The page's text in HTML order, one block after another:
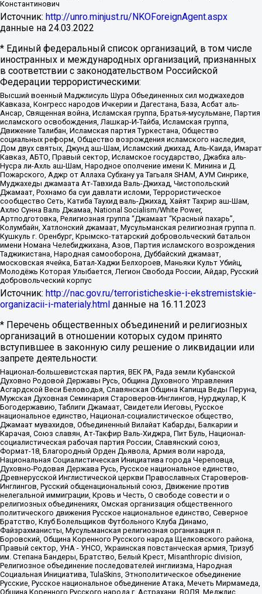
Константинович
Источник: http://unro.minjust.ru/NKOForeignAgent.aspx
данные на 24.03.2022
* Единый федеральный список организаций, в том числе
иностранных и международных организаций, признанных
в соответствии с законодательством Российской
Федерации террористическими:
Высший военный Маджлисуль Шура Объединенных сил моджахедов
Кавказа, Конгресс народов Ичкерии и Дагестана, База, Асбат аль-
Ансар, Священная война, Исламская группа, Братья-мусульмане, Партия
исламского освобождения, Лашкар-И-Тайба, Исламская группа,
Движение Талибан, Исламская партия Туркестана, Общество
социальных реформ, Общество возрождения исламского наследия,
Дом двух святых, Джунд аш-Шам, Исламский джихад, Аль-Каида, Имарат
Кавказ, АБТО, Правый сектор, Исламское государство, Джабха аль-
Нусра ли-Ахль аш-Шам, Народное ополчение имени К. Минина и Д.
Пожарского, Аджр от Аллаха Субхану уа Тагьаля SHAM, АУМ Синрике,
Муджахеды джамаата Ат-Тавхида Валь-Джихад, Чистопольский
Джамаат, Рохнамо ба суи давлати исломи, Террористическое
сообщество Сеть, Катиба Таухид валь-Джихад, Хайят Тахрир аш-Шам,
Ахлю Сунна Валь Джамаа, National Socialism/White Power,
Артподготовка, Религиозная группа “Джамаат “Красный пахарь”,
Колумбайн, Хатлонский джамаат, Мусульманская религиозная группа п.
Кушкуль г. Оренбург, Крымско-татарский добровольческий батальон
имени Номана Челебиджихана, Азов, Партия исламского возрождения
Таджикистана, Народная самооборона, Дуббайский джамаат,
московская ячейка, Батал-Хаджи Белхороев, Маньяки Культ Убийц,
Молодёжь Которая Улыбается, Легион Свобода России, Айдар, Русский
добровольческий корпус
Источник: http://nac.gov.ru/terroristicheskie-i-ekstremistskie-
organizacii-i-materialy.html данные на 16.11.2023
* Перечень общественных объединений и религиозных
организаций в отношении которых судом принято
вступившее в законную силу решение о ликвидации или
запрете деятельности:
Национал-большевистская партия, ВЕК РА, Рада земли Кубанской
Духовно Родовой Державы Русь, Община Духовного Управления
Асгардской Веси Беловодья, Славянская Община Капища Веды Перуна,
Мужская Духовная Семинария Староверов-Инглингов, Нурджулар, К
Богодержавию, Таблиги Джамаат, Свидетели Иеговы, Русское
национальное единство, Национал-социалистическое общество,
Джамаат мувахидов, Объединенный Вилайат Кабарды, Балкарии и
Карачая, Союз славян, Ат-Такфир Валь-Хиджра, Пит Буль, Национал-
социалистическая рабочая партия России, Славянский союз,
Формат-18, Благородный Орден Дьявола, Армия воли народа,
Национальная Социалистическая Инициатива города Череповца,
Духовно-Родовая Держава Русь, Русское национальное единство,
Древнерусской Инглистической церкви Православных Староверов-
Инглингов, Русский общенациональный союз, Движение против
нелегальной иммиграции, Кровь и Честь, О свободе совести и о
религиозных объединениях, Омская организация общественного
политического движения Русское национальное единство, Северное
Братство, Клуб Болельщиков Футбольного Клуба Динамо,
Файзрахманисты, Мусульманская религиозная организация п.
Боровский, Община Коренного Русского народа Щелковского района,
Правый сектор, УНА - УНСО, Украинская повстанческая армия, Тризуб
им. Степана Бандеры, Братство, Белый Крест, Misanthropic division,
Религиозное объединение последователей инглиизма, Народная
Социальная Инициатива, TulaSkins, Этнополитическое объединение
Русские, Русское национальное объединение Атака, Мечеть Мирмамеда,
Община Коренного Русского народа г. Астрахани, ВОЛЯ, Меджлис